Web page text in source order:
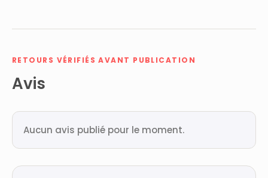
RETOURS VÉRIFIÉS AVANT PUBLICATION
Avis
Aucun avis publié pour le moment.